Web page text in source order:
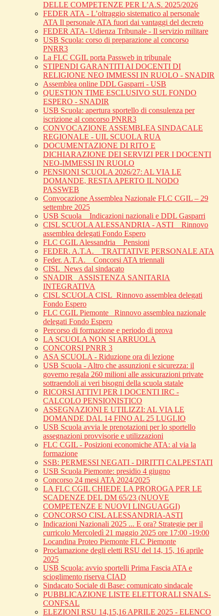
DELLE COMPETENZE PER L’A.S. 2025/2026
FEDER ATA - L’oltraggio sistematico al personale
ATA Il personale ATA fuori dai vantaggi del decreto
FEDER ATA- Udienza Tribunale - Il servizio militare
USB Scuola: corso di preparazione al concorso
PNRR3
La FLC CGIL porta Passweb in tribunale
STIPENDI GARANTITI AI DOCENTI DI
RELIGIONE NEO IMMESSI IN RUOLO - SNADIR
Assemblea online DDL Gasparri - USB
QUESTION TIME ESCLUSIVO SUL FONDO
ESPERO - SNADIR
USB Scuola: apertura sportello di consulenza per
iscrizione al concorso PNRR3
CONVOCAZIONE ASSEMBLEA SINDACALE
REGIONALE - UIL SCUOLA RUA
DOCUMENTAZIONE DI RITO E
DICHIARAZIONE DEI SERVIZI PER I DOCENTI
NEO-IMMESSI IN RUOLO
PENSIONI SCUOLA 2026/27: AL VIA LE
DOMANDE, RESTA APERTO IL NODO
PASSWEB
Convocazione Assemblea Nazionale FLC CGIL – 29
settembre 2025
USB Scuola _ Indicazioni nazionali e DDL Gasparri
CISL SCUOLA ALESSANDRIA - ASTI _ Rinnovo
assemblea delegati Fondo Espero
FLC CGIL Alessandria _ Pensioni
FEDER. A.T.A. _ TRATTATIVE PERSONALE ATA
Feder. A.T.A. _ Concorsi ATA triennali
CISL_News dal sindacato
SNADIR_ ASSISTENZA SANITARIA
INTEGRATIVA
CISL SCUOLA CISL_Rinnovo assemblea delegati
Fondo Espero
FLC CGIL Piemonte _Rinnovo assemblea nazionale
delegati Fondo Espero
Percorso di formazione e periodo di prova
LA SCUOLA NON SI ARRUOLA
CONCORSI PNRR 3
ASA SCUOLA - Riduzione ora di lezione
USB Scuola - Altro che assunzioni e sicurezza: il
governo regala 260 milioni alle assicurazioni private
sottraendoli ai veri bisogni della scuola statale
RICORSI ATTIVI PER I DOCENTI IRC -
CALCOLO PENSIONISTICO
ASSEGNAZIONI E UTILIZZI: AL VIA LE
DOMANDE DAL 14 FINO AL 25 LUGLIO
USB Scuola avvia le prenotazioni per lo sportello
assegnazioni provvisorie e utilizzazioni
FLC CGIL - Posizioni economiche ATA: al via la
formazione
SSB: PERMESSI NEGATI - DIRITTI CALPESTATI
USB Scuola Piemonte: presidio 4 giugno
Concorso 24 mesi ATA 2024/2025
LA FLC CGIL CHIEDE LA PROROGA PER LE
SCADENZE DEL DM 65/23 (NUOVE
COMPETENZE E NUOVI LINGUAGGI)
CONCORSO CISL ALESSANDRIA-ASTI
Indicazioni Nazionali 2025 ... E ora? Strategie per il
curricolo Mercoledì 21 maggio 2025 ore 17:00 -19:00
Locandina Proteo Piemonte FLC Piemonte
Proclamazione degli eletti RSU del 14, 15, 16 aprile
2025
USB Scuola: avvio sportelli Prima Fascia ATA e
scioglimento riserva CIAD
Sindacato Sociale di Base: comunicato sindacale
PUBBLICAZIONE LISTE ELETTORALI SNALS-
CONFSAL
ELEZIONI RSU 14,15,16 APRILE 2025 - ELENCO